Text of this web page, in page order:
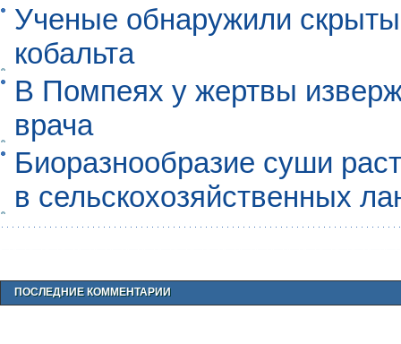
Ученые обнаружили
кобальта
В Помпеях у жертвы
врача
Биоразнообразие суши
в сельскохозяйственных
ПОСЛЕДНИЕ КОММЕНТАРИИ